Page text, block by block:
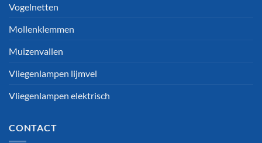
Vogelnetten
Mollenklemmen
Muizenvallen
Vliegenlampen lijmvel
Vliegenlampen elektrisch
CONTACT